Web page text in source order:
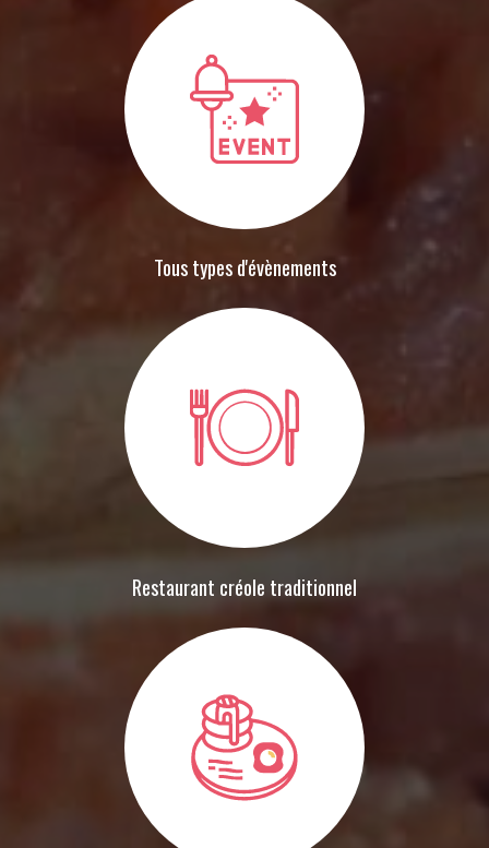
Tous types d'évènements
Restaurant créole traditionnel